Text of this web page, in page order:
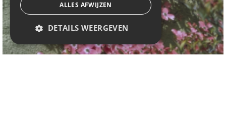
ALLES AFWIJZEN
DETAILS WEERGEVEN